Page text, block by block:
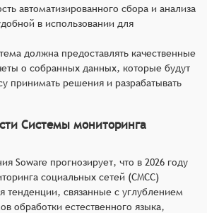
автоматизированного сбора и анализа
в использовании для
должна предоставлять качественные
о собранных данных, которые будут
принимать решения и разрабатывать
Системы мониторинга
Soware прогнозирует, что в 2026 году
социальных сетей (СМСС)
тенденции, связанные с углублением
обработки естественного языка,